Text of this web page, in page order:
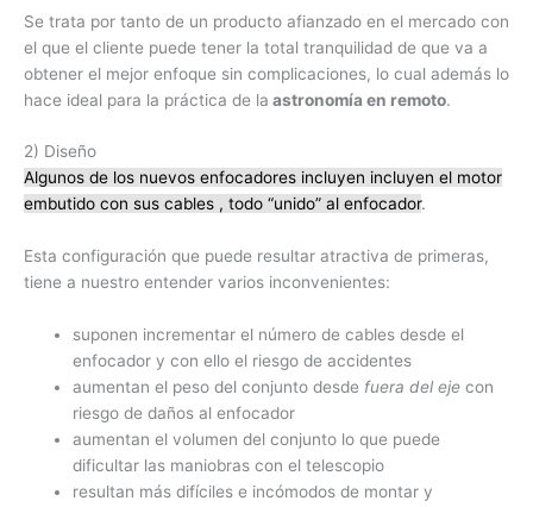
Se trata por tanto de un producto afianzado en el mercado con
el que el cliente puede tener la total tranquilidad de que va a
obtener el mejor enfoque sin complicaciones, lo cual además lo
hace ideal para la práctica de la astronomía en remoto.
2) Diseño
Algunos de los nuevos enfocadores incluyen incluyen el motor
embutido con sus cables , todo “unido” al enfocador.
Esta configuración que puede resultar atractiva de primeras,
tiene a nuestro entender varios inconvenientes:
suponen incrementar el número de cables desde el
enfocador y con ello el riesgo de accidentes
aumentan el peso del conjunto desde fuera del eje con
riesgo de daños al enfocador
aumentan el volumen del conjunto lo que puede
dificultar las maniobras con el telescopio
resultan más difíciles e incómodos de montar y